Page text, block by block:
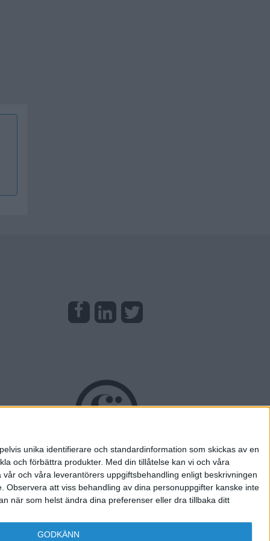
unika identifierare och standardinformation som skickas av en
och förbättra produkter. Med din tillåtelse kan vi och våra
och våra leverantörers uppgiftsbehandling enligt beskrivningen
Observera att viss behandling av dina personuppgifter kanske inte
när som helst ändra dina preferenser eller dra tillbaka ditt
GODKÄNN